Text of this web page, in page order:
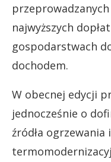
najwyższych
gospodarstwach
dochodem.
W obecnej edycji
jednocześnie o
źródła ogrzewania